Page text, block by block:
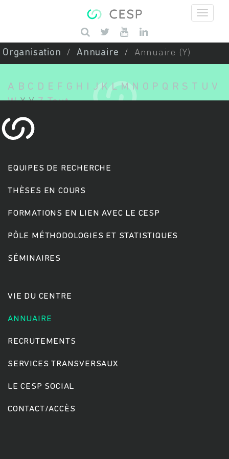
Saisissez vos mots-clés
Organisation Annuaire Annuaire (Y)
A B C D E F G H J K L M N O P Q R S T U V
W X Y Z Tout
EQUIPES DE RECHERCHE
THÈSES EN COURS
FORMATIONS EN LIEN AVEC LE CESP
PÔLE MÉTHODOLOGIES ET STATISTIQUES
SÉMINAIRES
VIE DU CENTRE
ANNUAIRE
RECRUTEMENTS
SERVICES TRANSVERSAUX
LE CESP SOCIAL
CONTACT/ACCÈS